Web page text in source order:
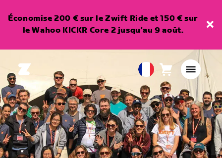
Économise 200 € sur le Zwift Ride et 150 € sur
le Wahoo KICKR Core 2 jusqu'au 9 août.
European
Union
Français
Panier0
article